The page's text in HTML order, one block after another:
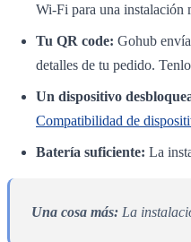
Wi-Fi para una instalación
Tu QR code: Gohub
detalles de tu pedido.
Un dispositivo
Compatibilidad de
Batería suficiente: La
Una cosa más: La